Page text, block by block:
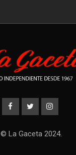
© La Gaceta 2024.